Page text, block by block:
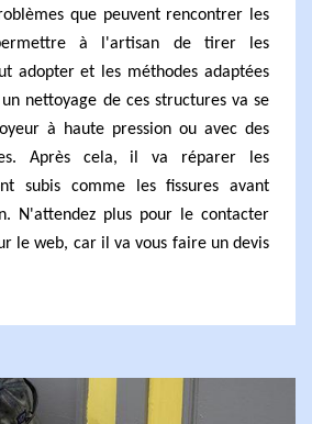
que peuvent rencontrer les
à l'artisan de tirer les
adopter et les méthodes adaptées
nettoyage de ces structures va se
à haute pression ou avec des
Après cela, il va réparer les
subis comme les fissures avant
N'attendez plus pour le contacter
le web, car il va vous faire un devis